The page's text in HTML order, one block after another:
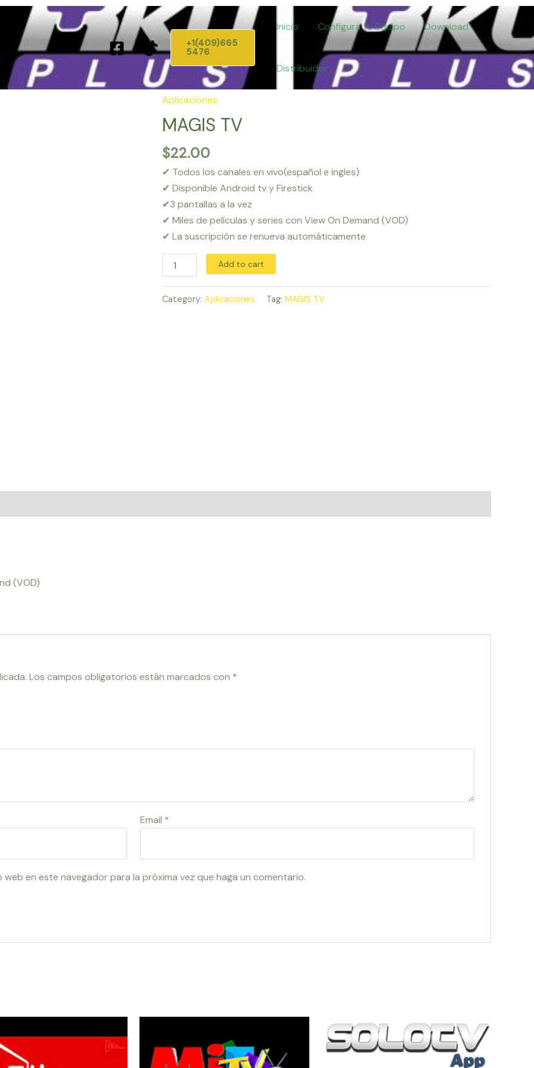
+1(409)665
5476
Inicio Configura tu Equipo Download
Distribuidor
Aplicaciones
MAGIS TV
$22.00
✔ Todos los canales en vivo(español e ingles)
✔ Disponible Android tv y Firestick
✔3 pantallas a la vez
✔ Miles de películas y series con View On Demand (VOD)
✔ La suscripción se renueva automáticamente
MAGIS
TV
quantity
Add to cart
Category: Aplicaciones Tag: MAGIS TV
(VOD)
Los campos obligatorios están marcados con *
Email *
en este navegador para la próxima vez que haga un comentario.